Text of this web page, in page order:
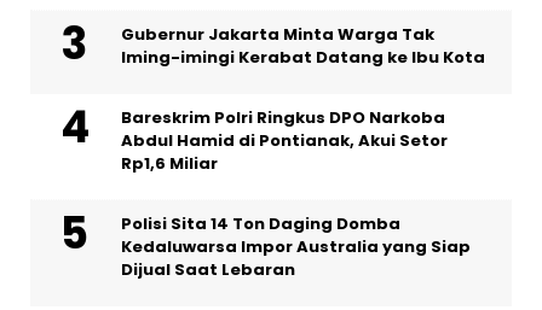
Gubernur Jakarta Minta Warga Tak
Iming-imingi Kerabat Datang ke Ibu Kota
Bareskrim Polri Ringkus DPO Narkoba
Abdul Hamid di Pontianak, Akui Setor
Rp1,6 Miliar
Polisi Sita 14 Ton Daging Domba
Kedaluwarsa Impor Australia yang Siap
Dijual Saat Lebaran